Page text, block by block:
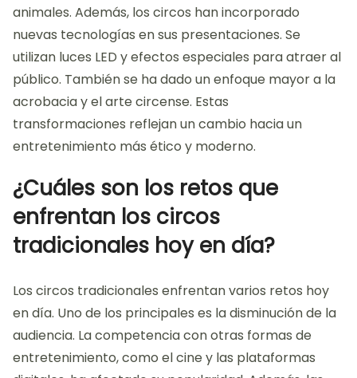
animales. Además, los circos han incorporado
nuevas tecnologías en sus presentaciones. Se
utilizan luces LED y efectos especiales para atraer al
público. También se ha dado un enfoque mayor a la
acrobacia y el arte circense. Estas
transformaciones reflejan un cambio hacia un
entretenimiento más ético y moderno.
¿Cuáles son los retos que
enfrentan los circos
tradicionales hoy en día?
Los circos tradicionales enfrentan varios retos hoy
en día. Uno de los principales es la disminución de la
audiencia. La competencia con otras formas de
entretenimiento, como el cine y las plataformas